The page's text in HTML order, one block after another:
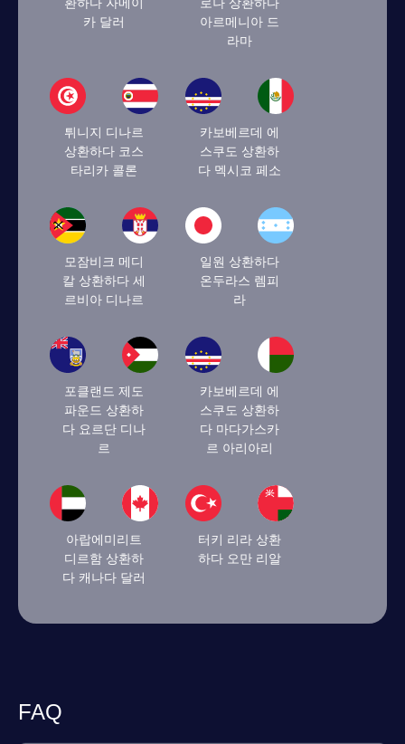
카 달러
아르메니아 드
라마
튀니지 디나르
상환하다 코스
타리카 콜론
카보베르데 에
스쿠도 상환하
다 멕시코 페소
모잠비크 메디
칼 상환하다 세
르비아 디나르
일원 상환하다
온두라스 렘피
라
포클랜드 제도
파운드 상환하
다 요르단 디나
르
카보베르데 에
스쿠도 상환하
다 마다가스카
르 아리아리
아랍에미리트
디르함 상환하
다 캐나다 달러
터키 리라 상환
하다 오만 리알
FAQ